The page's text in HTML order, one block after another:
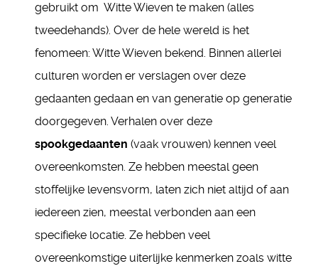
gebruikt om Witte Wieven te maken (alles
tweedehands). Over de hele wereld is het
fenomeen: Witte Wieven bekend. Binnen allerlei
culturen worden er verslagen over deze
gedaanten gedaan en van generatie op generatie
doorgegeven. Verhalen over deze
spookgedaanten (vaak vrouwen) kennen veel
overeenkomsten. Ze hebben meestal geen
stoffelijke levensvorm, laten zich niet altijd of aan
iedereen zien, meestal verbonden aan een
specifieke locatie. Ze hebben veel
overeenkomstige uiterlijke kenmerken zoals witte